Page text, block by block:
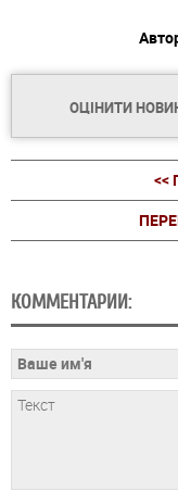
ОЦІНИТИ
<<
КОММЕНТАРИИ: